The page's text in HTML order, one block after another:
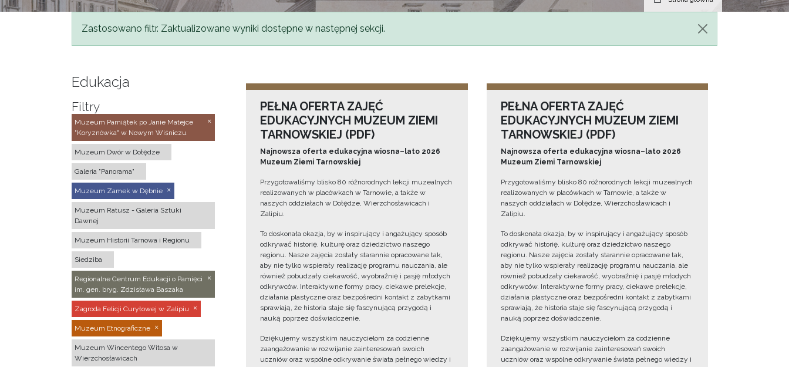
Komunikat
Zastosowano filtr. Zaktualizowane wyniki dostępne w następnej sekcji.
Edukacja
Filtry
Muzeum Pamiątek po Janie Matejce
"Koryznówka" w Nowym Wiśniczu
Muzeum Dwór w Dołędze
Galeria "Panorama"
Muzeum Zamek w Dębnie
Muzeum Ratusz - Galeria Sztuki
Dawnej
Muzeum Historii Tarnowa i Regionu
Siedziba
Regionalne Centrum Edukacji o Pamięci
im. gen. bryg. Zdzisława Baszaka
Zagroda Felicji Curyłowej w Zalipiu
Muzeum Etnograficzne
Muzeum Wincentego Witosa w
Wierzchosławicach
PEŁNA OFERTA ZAJĘĆ
EDUKACYJNYCH MUZEUM ZIEMI
TARNOWSKIEJ (PDF)
Najnowsza oferta edukacyjna wiosna–lato 2026
Muzeum Ziemi Tarnowskiej
Przygotowaliśmy blisko 80 różnorodnych lekcji muzealnych
realizowanych w placówkach w Tarnowie, a także w
naszych oddziałach w Dołędze, Wierzchosławicach i
Zalipiu.
To doskonała okazja, by w inspirujący i angażujący sposób
odkrywać historię, kulturę oraz dziedzictwo naszego
regionu. Nasze zajęcia zostały starannie opracowane tak,
aby nie tylko wspierały realizację programu nauczania, ale
również pobudzały ciekawość, wyobraźnię i pasję młodych
odkrywców. Interaktywne formy pracy, ciekawe prelekcje,
działania plastyczne oraz bezpośredni kontakt z zabytkami
sprawiają, że historia staje się fascynującą przygodą i
nauką poprzez doświadczenie.
Dziękujemy wszystkim nauczycielom za codzienne
zaangażowanie w rozwijanie zainteresowań swoich
uczniów oraz wspólne odkrywanie świata pełnego wiedzy i
PEŁNA OFERTA ZAJĘĆ
EDUKACYJNYCH MUZEUM ZIEMI
TARNOWSKIEJ (PDF)
Najnowsza oferta edukacyjna wiosna–lato 2026
Muzeum Ziemi Tarnowskiej
Przygotowaliśmy blisko 80 różnorodnych lekcji muzealnych
realizowanych w placówkach w Tarnowie, a także w
naszych oddziałach w Dołędze, Wierzchosławicach i
Zalipiu.
To doskonała okazja, by w inspirujący i angażujący sposób
odkrywać historię, kulturę oraz dziedzictwo naszego
regionu. Nasze zajęcia zostały starannie opracowane tak,
aby nie tylko wspierały realizację programu nauczania, ale
również pobudzały ciekawość, wyobraźnię i pasję młodych
odkrywców. Interaktywne formy pracy, ciekawe prelekcje,
działania plastyczne oraz bezpośredni kontakt z zabytkami
sprawiają, że historia staje się fascynującą przygodą i
nauką poprzez doświadczenie.
Dziękujemy wszystkim nauczycielom za codzienne
zaangażowanie w rozwijanie zainteresowań swoich
uczniów oraz wspólne odkrywanie świata pełnego wiedzy i